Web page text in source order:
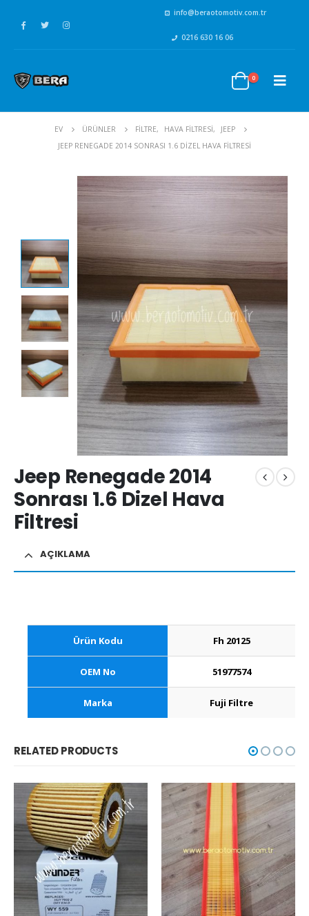
info@beraotomotiv.com.tr
0216 630 16 06
0
EV ÜRÜNLER FİLTRE, HAVA FİLTRESİ,
JEEP
JEEP RENEGADE 2014 SONRASI 1.6 DIZEL HAVA FILTRESI
Jeep Renegade 2014
Sonrası 1.6 Dizel Hava
Filtresi
AÇIKLAMA
Ürün Kodu Fh 20125
OEM No 51977574
Marka Fuji Filtre
RELATED PRODUCTS